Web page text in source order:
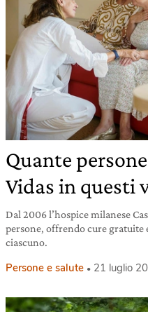
Quante
Vidas in questi
Dal 2006 l’hospice milanese
persone, offrendo cure gratuite
ciascuno.
Persone e salute 21 luglio